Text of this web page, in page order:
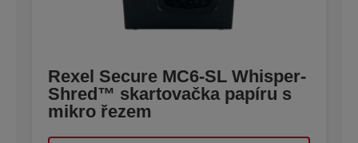
Rexel Secure MC6-SL Whisper-
Shred™ skartovačka papíru s
mikro řezem